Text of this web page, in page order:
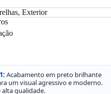
, Exterior
Acabamento em preto brilhante
um visual agressivo e moderno.
qualidade.